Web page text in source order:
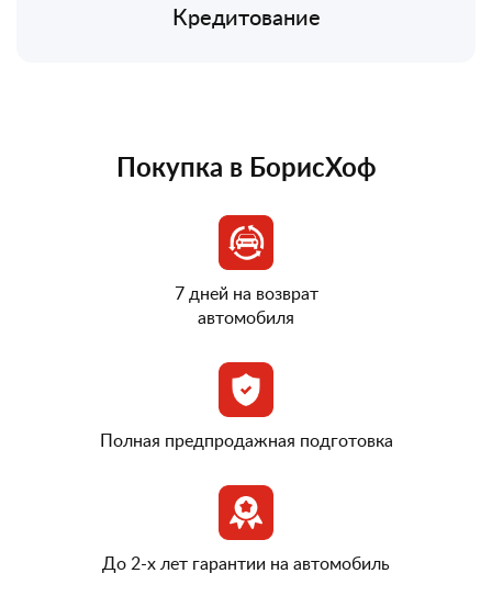
Кредитование
Покупка в БорисХоф
7 дней на возврат
автомобиля
Полная предпродажная подготовка
До 2-х лет гарантии на автомобиль